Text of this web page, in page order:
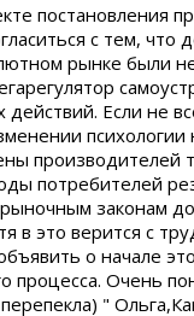
постановления
с тем, что
рынке были
Если не
психологии
производителей
потребителей
законам
в это верится с
о начале
процесса. Очень
"